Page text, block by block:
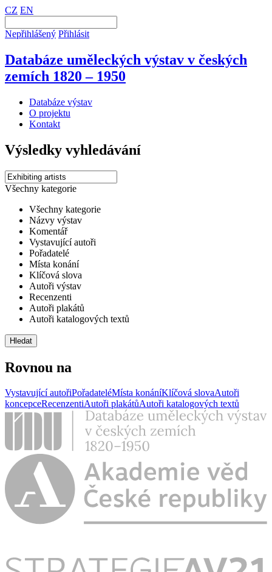
CZ EN
Nepřihlášený Přihlásit
Databáze uměleckých výstav v českých
zemích 1820 – 1950
Databáze výstav
O projektu
Kontakt
Výsledky vyhledávání
Všechny kategorie
Všechny kategorie
Názvy výstav
Komentář
Vystavující autoři
Pořadatelé
Místa konání
Klíčová slova
Autoři výstav
Recenzenti
Autoři plakátů
Autoři katalogových textů
Rovnou na
Vystavující autořiPořadateléMísta konáníKlíčová slovaAutoři
koncepceRecenzentiAutoři plakátůAutoři katalogových textů